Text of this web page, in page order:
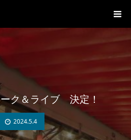
ク＆ライブ 決定！
2024.5.4